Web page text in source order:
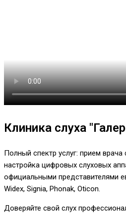
Клиника слуха
Полный спектр услуг: прием
настройка цифровых слуховых
официальными представителями
Widex, Signia, Phonak, Oticon.
Доверяйте свой слух